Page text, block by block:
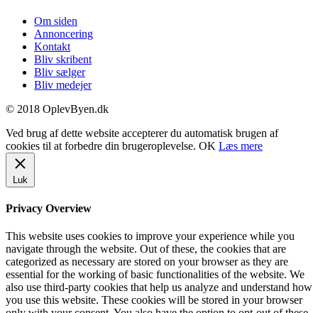
Om siden
Annoncering
Kontakt
Bliv skribent
Bliv sælger
Bliv medejer
© 2018 OplevByen.dk
Ved brug af dette website accepterer du automatisk brugen af
cookies til at forbedre din brugeroplevelse. OK Læs mere
Luk
Privacy Overview
This website uses cookies to improve your experience while you
navigate through the website. Out of these, the cookies that are
categorized as necessary are stored on your browser as they are
essential for the working of basic functionalities of the website. We
also use third-party cookies that help us analyze and understand how
you use this website. These cookies will be stored in your browser